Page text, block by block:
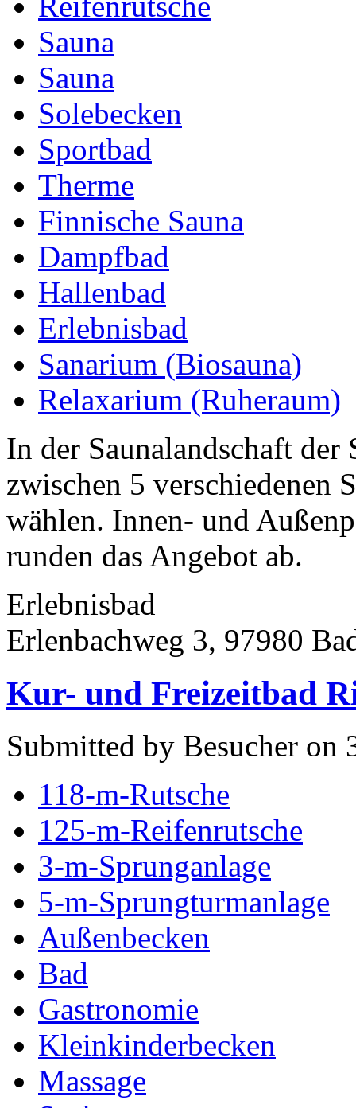
Sauna
Sauna
Solebecken
Sportbad
Therme
Finnische Sauna
Dampfbad
Hallenbad
Erlebnisbad
Sanarium (Biosauna)
Relaxarium (Ruheraum)
In der Saunalandschaft
zwischen 5 verschiedenen
wählen. Innen- und
runden das Angebot ab.
Erlebnisbad
Erlenbachweg 3, 97980
Kur- und Freizeitbad
Submitted by Besucher on
118-m-Rutsche
125-m-Reifenrutsche
3-m-Sprunganlage
5-m-Sprungturmanlage
Außenbecken
Bad
Gastronomie
Kleinkinderbecken
Massage